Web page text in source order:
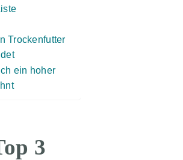
Trockenfutter
ein hoher
3